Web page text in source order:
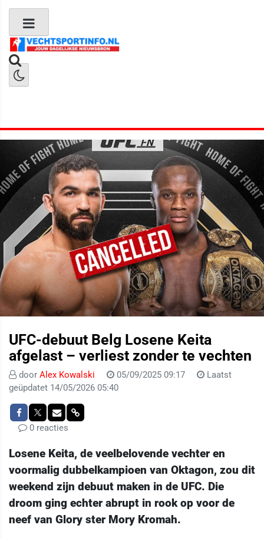
UFC-debuut Belg Losene Keita
afgelast – verliest zonder te vechten
door Alex Kowalski 05/09/2025 09:17
Laatst
geüpdatet 14/05/2026 05:40
0 reacties
Losene Keita, de veelbelovende vechter en
voormalig dubbelkampioen van Oktagon, zou dit
weekend zijn debuut maken in de UFC. Die
droom ging echter abrupt in rook op voor de
neef van Glory ster Mory Kromah.